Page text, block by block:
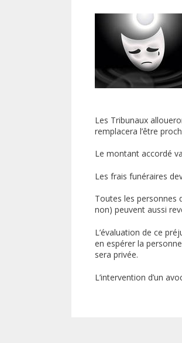
Les Tribunaux
remplacera l’être
Le montant accordé
Les frais funéraires
Toutes les personnes
non) peuvent aussi
L’évaluation de ce
en espérer la
sera privée.
L’intervention d’un